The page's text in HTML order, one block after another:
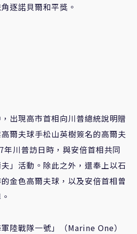
逐諾貝爾和平獎。
出現高市首相向川普總統說明贈
爾夫球手松山英樹簽名的高爾夫
年川普訪日時，與安倍首相共同
」活動。除此之外，還奉上以石
金色高爾夫球，以及安倍首相曾
陸戰隊一號」（Marine One）